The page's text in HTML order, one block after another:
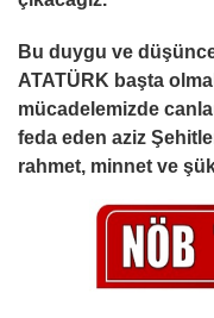
Bu duygu ve
ATATÜRK başta
mücadelemizde
feda eden aziz
rahmet, minnet ve